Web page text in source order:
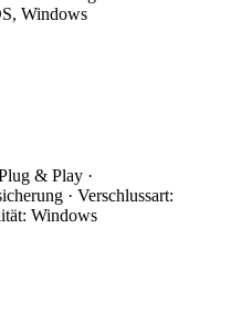
Windows
& Play ·
· Verschlussart:
Windows